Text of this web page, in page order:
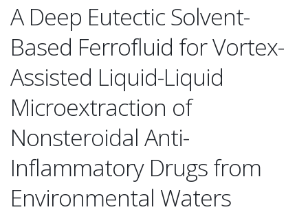
A Deep Eutectic Solvent-
Based Ferrofluid for Vortex-
Assisted Liquid-Liquid
Microextraction of
Nonsteroidal Anti-
Inflammatory Drugs from
Environmental Waters